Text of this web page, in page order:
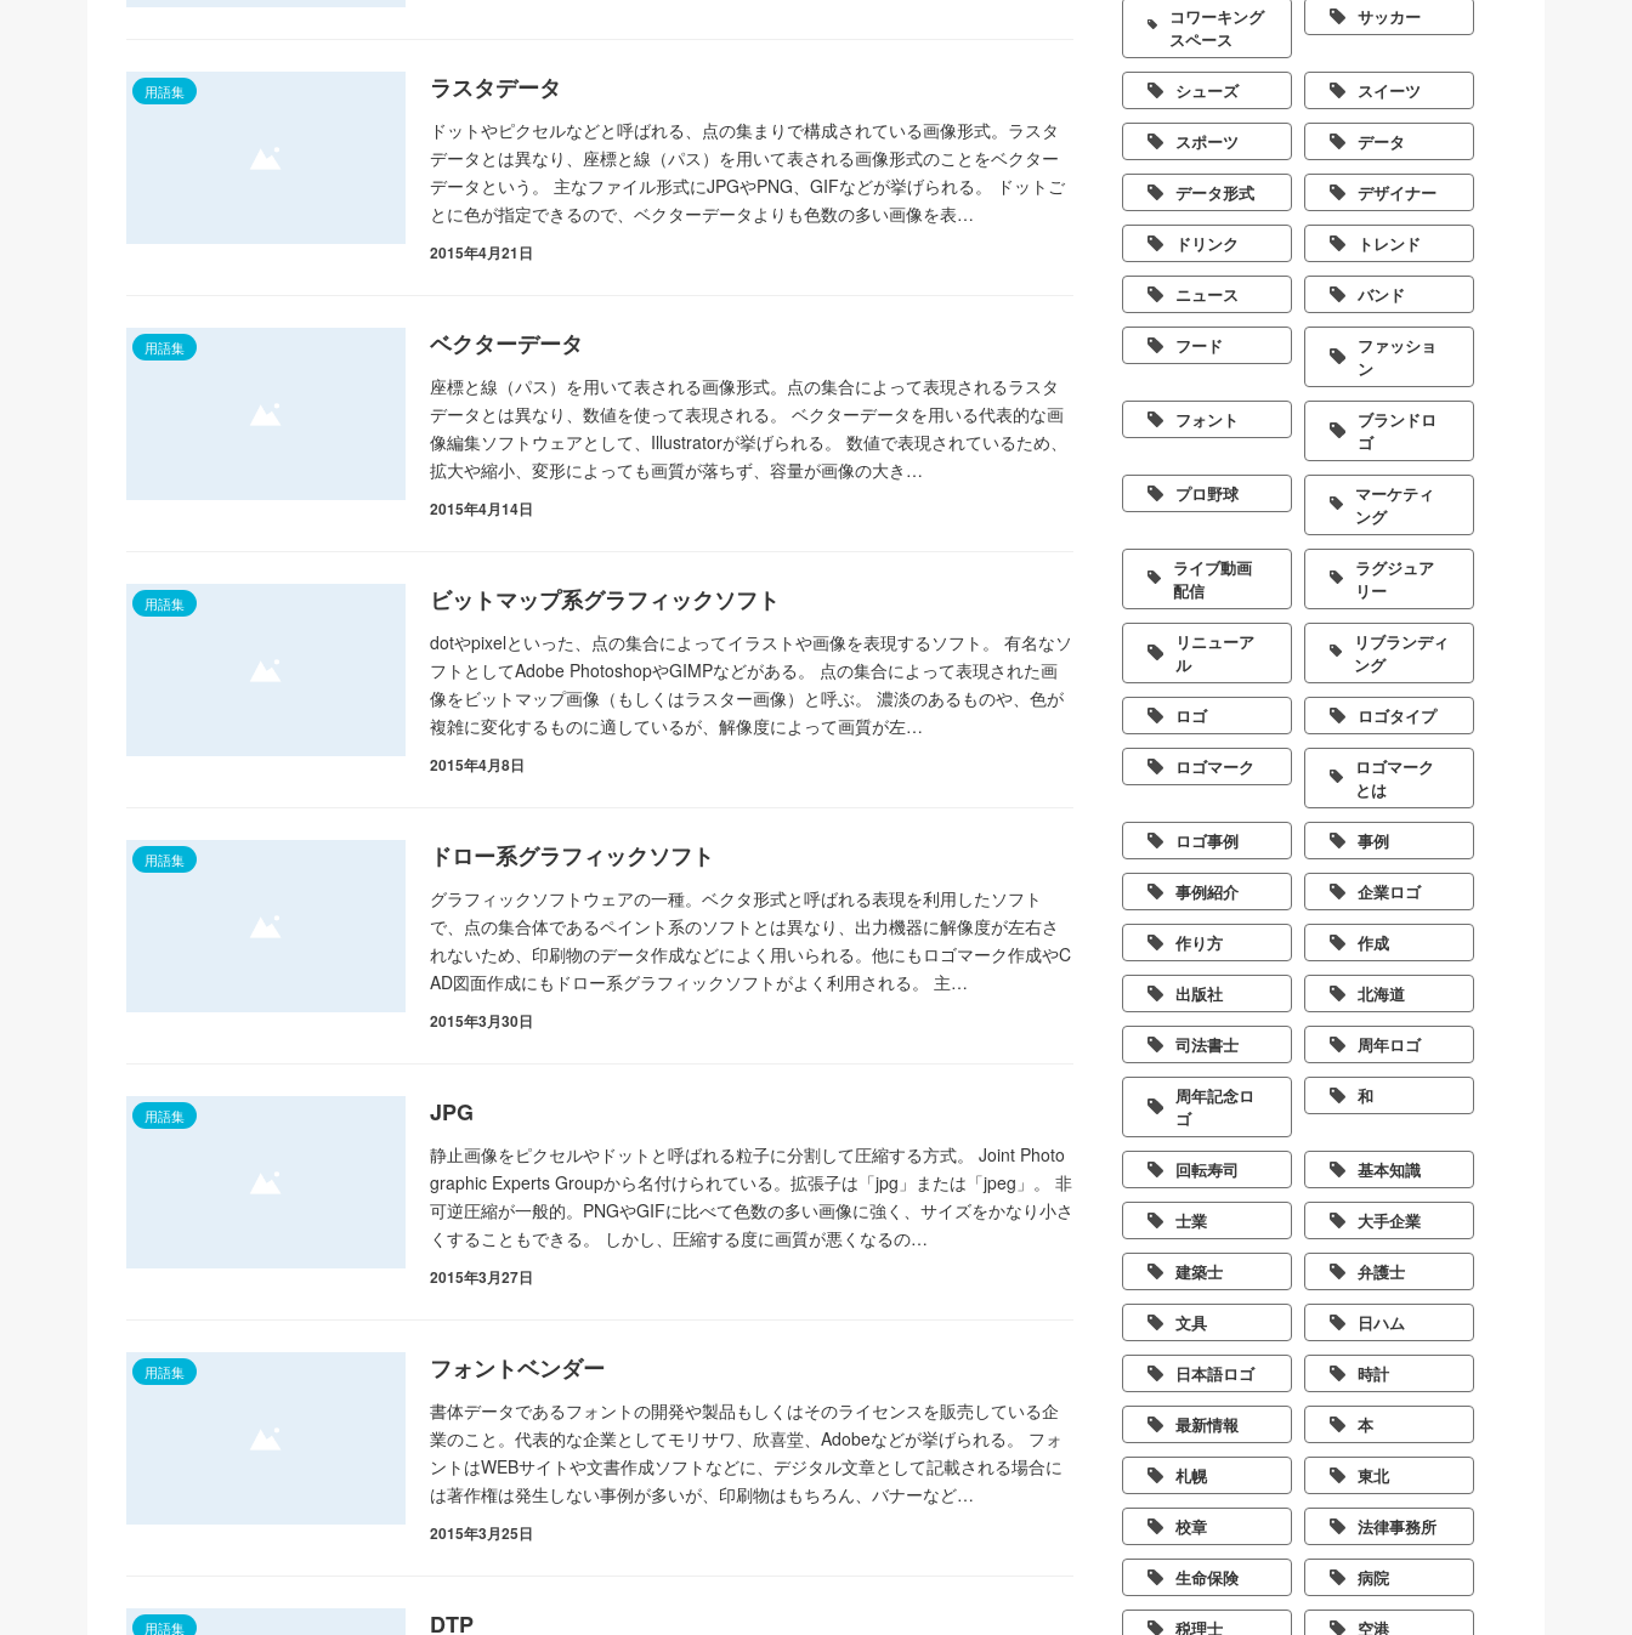
用語集 ラスタデータ
ドットやピクセルなどと呼ばれる、点の集まりで構成されている画像形式。ラスタ
データとは異なり、座標と線（パス）を用いて表される画像形式のことをベクター
データという。 主なファイル形式にJPGやPNG、GIFなどが挙げられる。 ドットご
とに色が指定できるので、ベクターデータよりも色数の多い画像を表…
2015年4月21日
用語集 ベクターデータ
座標と線（パス）を用いて表される画像形式。点の集合によって表現されるラスタ
データとは異なり、数値を使って表現される。 ベクターデータを用いる代表的な画
像編集ソフトウェアとして、Illustratorが挙げられる。 数値で表現されているため、
拡大や縮小、変形によっても画質が落ちず、容量が画像の大き…
2015年4月14日
用語集 ビットマップ系グラフィックソフト
dotやpixelといった、点の集合によってイラストや画像を表現するソフト。 有名なソ
フトとしてAdobe PhotoshopやGIMPなどがある。 点の集合によって表現された画
像をビットマップ画像（もしくはラスター画像）と呼ぶ。 濃淡のあるものや、色が
複雑に変化するものに適しているが、解像度によって画質が左…
2015年4月8日
用語集 ドロー系グラフィックソフト
グラフィックソフトウェアの一種。ベクタ形式と呼ばれる表現を利用したソフト
で、点の集合体であるペイント系のソフトとは異なり、出力機器に解像度が左右さ
れないため、印刷物のデータ作成などによく用いられる。他にもロゴマーク作成やC
AD図面作成にもドロー系グラフィックソフトがよく利用される。 主…
2015年3月30日
用語集 JPG
静止画像をピクセルやドットと呼ばれる粒子に分割して圧縮する方式。 Joint Photo
graphic Experts Groupから名付けられている。拡張子は「jpg」または「jpeg」。 非
可逆圧縮が一般的。PNGやGIFに比べて色数の多い画像に強く、サイズをかなり小さ
くすることもできる。 しかし、圧縮する度に画質が悪くなるの…
2015年3月27日
用語集 フォントベンダー
書体データであるフォントの開発や製品もしくはそのライセンスを販売している企
業のこと。代表的な企業としてモリサワ、欣喜堂、Adobeなどが挙げられる。 フォ
ントはWEBサイトや文書作成ソフトなどに、デジタル文章として記載される場合に
は著作権は発生しない事例が多いが、印刷物はもちろん、バナーなど…
2015年3月25日
用語集 DTP
コワーキング
スペース
サッカー
シューズ スイーツ
スポーツ データ
データ形式 デザイナー
ドリンク トレンド
ニュース バンド
フード
ファッショ
ン
フォント
ブランドロ
ゴ
プロ野球
マーケティ
ング
ライブ動画
配信
ラグジュア
リー
リニューア
ル
リブランディ
ング
ロゴ ロゴタイプ
ロゴマーク
ロゴマーク
とは
ロゴ事例 事例
事例紹介 企業ロゴ
作り方 作成
出版社 北海道
司法書士 周年ロゴ
周年記念ロ
ゴ
和
回転寿司 基本知識
士業 大手企業
建築士 弁護士
文具 日ハム
日本語ロゴ 時計
最新情報 本
札幌 東北
校章 法律事務所
生命保険 病院
税理士 空港